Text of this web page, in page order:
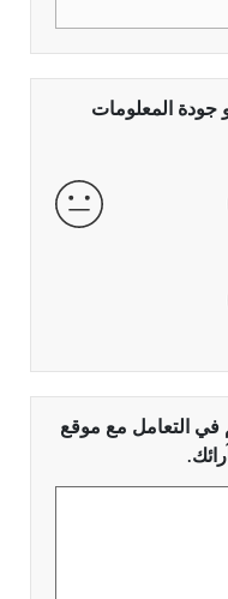
المعلومات
عادية
جداً
التعامل مع موقع